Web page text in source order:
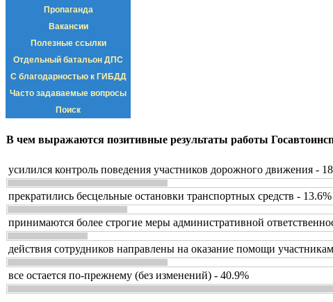
Пропаганда
Вакансии
Полезные ссылки
Отдельный батальон ДПС
С благодарностью к ГИБДД
Часто задаваемые вопросы
Поиск
В чем выражаются позитивные результаты работы
усилился контроль поведения участников дорожного движения -
прекратились бесцельные остановки транспортных средств - 13.6%
принимаются более строгие меры административной
действия сотрудников направлены на оказание помощи
все остается по-прежнему (без изменений) - 40.9%